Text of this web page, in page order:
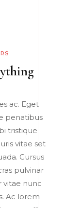
ac. Eget
penatibus
tristique
vitae set
Cursus
pulvinar
vitae nunc
Ac lorem